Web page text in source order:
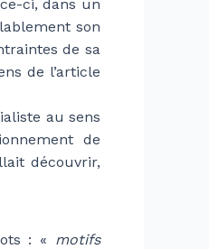
ci, dans un
son
de sa
de l’article
au sens
de
découvrir,
: « motifs